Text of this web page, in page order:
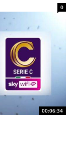
0
00:06:34